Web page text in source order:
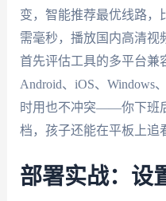
变，智能推荐最优线路，
需毫秒，播放国内高清视
首先评估工具的多平台兼
Android、iOS、Windows
时用也不冲突——你下班
档，孩子还能在平板上追
部署实战：设